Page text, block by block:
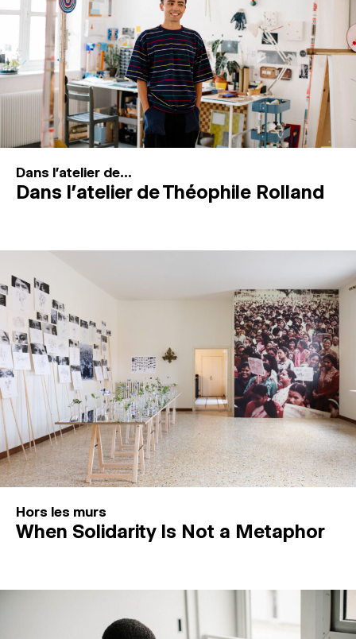
ESPACES DE PRATIQUE ARTISTIQUE ↓
Recherche
Connexion
Dans l'atelier de...
Dans l’atelier de Théophile Rolland
Hors les murs
When Solidarity Is Not a Metaphor